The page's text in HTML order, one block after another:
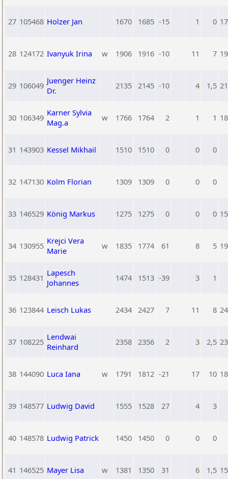
27 105468 Holzer Jan 1670 1685 -15 1 0
28 124172 Ivanyuk Irina w 1906 1916 -10 11 7
29 106049 Juenger Heinz
Dr.
2135 2145 -10 4 1,5
30 106349 Karner Sylvia
Mag.a
w 1766 1764 2 1 1
31 143903 Kessel Mikhail 1510 1510 0 0 0
32 147130 Kolm Florian 1309 1309 0 0 0
33 146529 König Markus 1275 1275 0 0 0
34 130955 Krejci Vera
Marie
w 1835 1774 61 8 5
35 128431 Lapesch
Johannes
1474 1513 -39 3 1
36 123844 Leisch Lukas 2434 2427 7 11 8
37 108225 Lendwai
Reinhard
2358 2356 2 3 2,5
38 144090 Luca Iana w 1791 1812 -21 17 10
39 148577 Ludwig David 1555 1528 27 4 3
40 148578 Ludwig Patrick 1450 1450 0 0 0
41 146525 Mayer Lisa w 1381 1350 31 6 1,5